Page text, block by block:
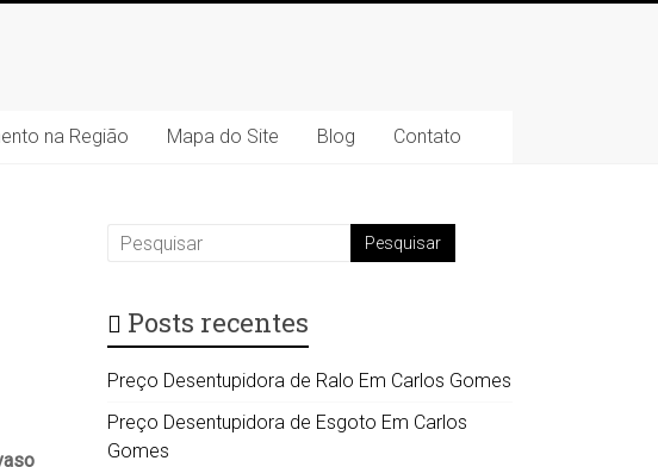
na Região Mapa do Site Blog Contato
Posts recentes
Preço Desentupidora de Ralo Em Carlos Gomes
Preço Desentupidora de Esgoto Em Carlos
Gomes